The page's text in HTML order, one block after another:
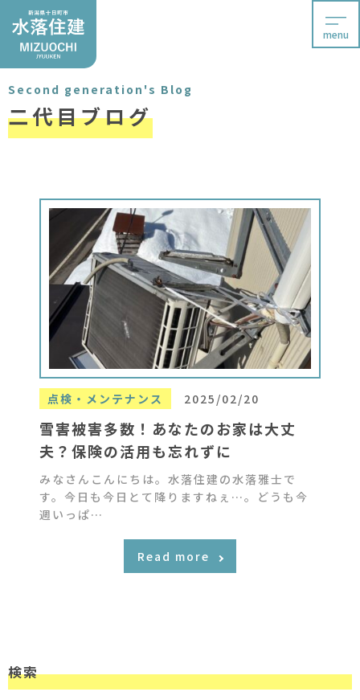
menu
Second generation's Blog
二代目ブログ
点検・メンテナンス 2025/02/20
雪害被害多数！あなたのお家は大丈
夫？保険の活用も忘れずに
みなさんこんにちは。水落住建の水落雅士で
す。今日も今日とて降りますねぇ…。どうも今
週いっぱ…
Read more
検索